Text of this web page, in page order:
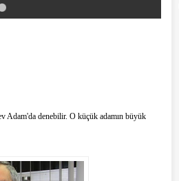
Adam'da denebilir. O küçük adamın büyük